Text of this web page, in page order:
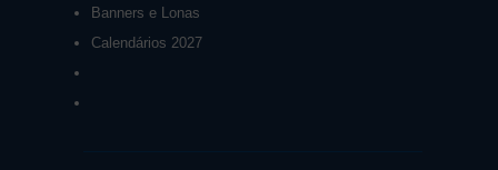
Banners e Lonas
Calendários 2027